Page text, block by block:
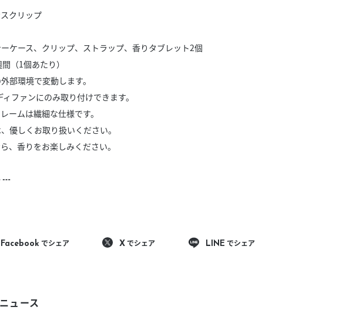
クリップ
ーケース、クリップ、ストラップ、香りタブレット2個
（1個あたり）
部環境で変動します。
ファンにのみ取り付けできます。
ームは繊細な仕様です。
優しくお取り扱いください。
、香りをお楽しみください。
┅
Facebook でシェア X でシェア LINE でシェア
ュース